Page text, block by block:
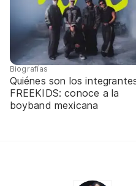
Biografías
Quiénes son los
FREEKIDS: conoce a la
boyband mexicana